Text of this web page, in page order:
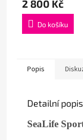
2 800 Kč
Do košíku
Popis
Detailní
SeaLife